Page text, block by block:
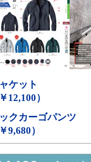
ケット
12,100）
クカーゴパンツ
9,680）